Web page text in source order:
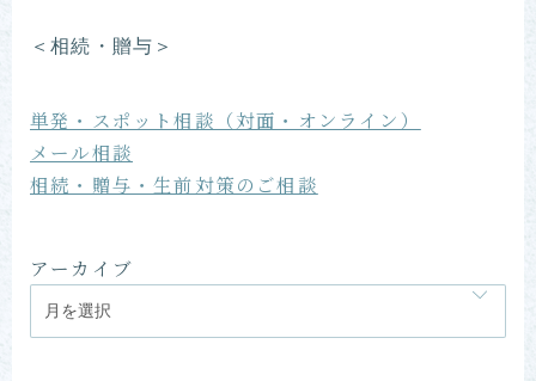
＜相続・贈与＞
単発・スポット相談（対面・オンライン）
メール相談
相続・贈与・生前対策のご相談
アーカイブ